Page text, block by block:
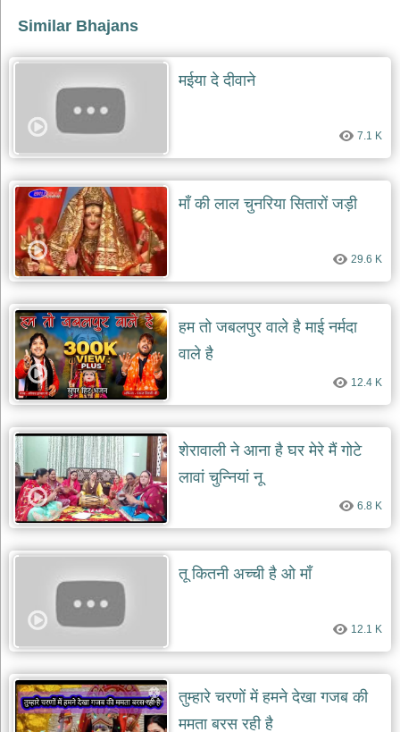
भजन
lal
देव
shani
bhajans
आज
का
भजन
bhajan
of
day
भजन
जोड़ें
add
bhajans
Similar Bhajans
मईया दे दीवाने
7.1 K
माँ की लाल चुनरिया सितारों जड़ी
29.6 K
हम तो जबलपुर वाले है माई नर्मदा
वाले है
12.4 K
शेरावाली ने आना है घर मेरे मैं गोटे
लावां चुन्नियां नू
6.8 K
तू कितनी अच्ची है ओ मॉं
12.1 K
तुम्हारे चरणों में हमने देखा गजब की
ममता बरस रही है